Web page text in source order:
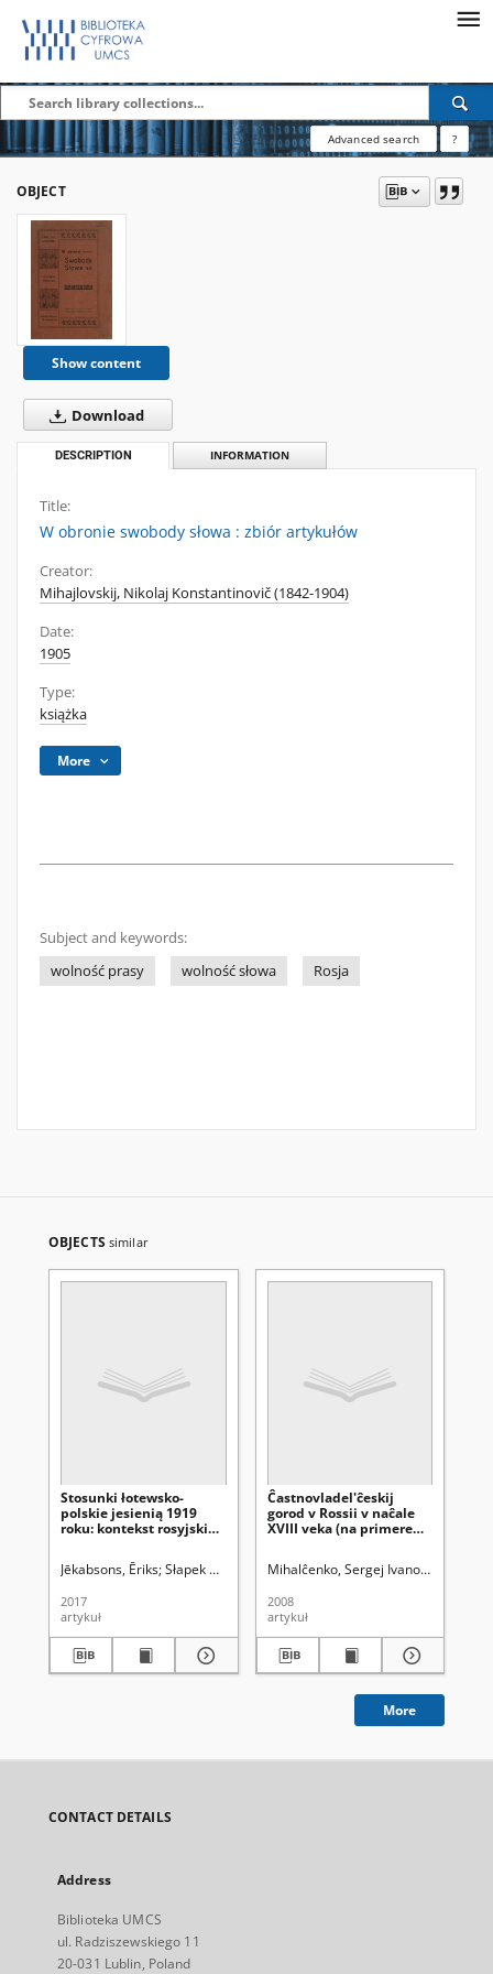
Advanced search ?
OBJECT
Show content
Download
DESCRIPTION INFORMATION
Title:
W obronie swobody słowa : zbiór artykułów
Creator:
Mihajlovskij, Nikolaj Konstantinovič (1842-1904)
Date:
1905
Type:
książka
More
Subject and keywords:
wolność prasy
wolność słowa Rosja
OBJECTS similar
Stosunki łotewsko-
polskie jesienią 1919
roku: kontekst rosyjskiej
Jēkabsons, Ēriks Słapek Dariusz (1961- ). Red. Uniwersytet Marii
2017
artykuł
Ĉastnovladel'ĉeskij
gorod v Rossii v naĉale
XVIII veka (na primere
Mihalĉenko, Sergej Ivanoviĉ
2008
artykuł
More
CONTACT DETAILS
Address
Biblioteka UMCS
ul. Radziszewskiego 11
20-031 Lublin, Poland